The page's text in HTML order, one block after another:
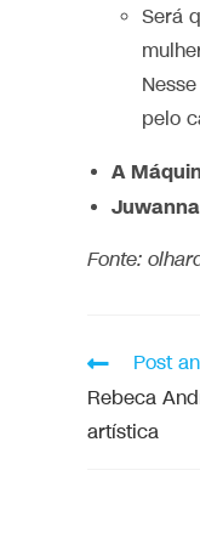
Será
pelo
A
Fonte:
Post
Rebeca
artística